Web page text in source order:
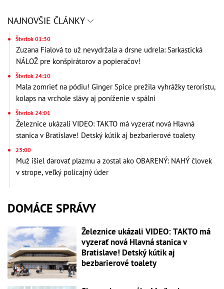
NAJNOVŠIE ČLÁNKY
Štvrtok 01:30
Zuzana Fialová to už nevydržala a drsne udrela: Sarkastická
NÁLOŽ pre konšpirátorov a popieračov!
Štvrtok 24:10
Mala zomrieť na pódiu! Ginger Spice prežila vyhrážky teroristu,
kolaps na vrchole slávy aj poníženie v spálni
Štvrtok 24:01
Železnice ukázali VIDEO: TAKTO má vyzerať nová Hlavná
stanica v Bratislave! Detský kútik aj bezbarierové toalety
23:00
Muž išiel darovať plazmu a zostal ako OBARENÝ: NAHÝ človek
v strope, veľký policajný úder
DOMÁCE SPRÁVY
Železnice ukázali VIDEO: TAKTO má
vyzerať nová Hlavná stanica v
Bratislave! Detský kútik aj
bezbarierové toalety